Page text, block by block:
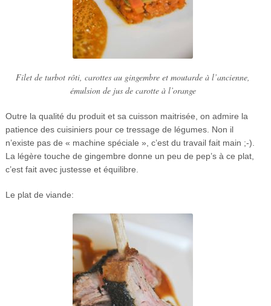
Filet de turbot rôti, carottes au gingembre et moutarde à l’ancienne,
émulsion de jus de carotte à l’orange
Outre la qualité du produit et sa cuisson maitrisée, on admire la
patience des cuisiniers pour ce tressage de légumes. Non il
n’existe pas de « machine spéciale », c’est du travail fait main ;-).
La légère touche de gingembre donne un peu de pep’s à ce plat,
c’est fait avec justesse et équilibre.
Le plat de viande: